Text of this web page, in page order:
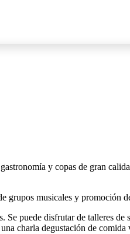
y copas de gran
grupos musicales y promoción
Se puede disfrutar de talleres
charla degustación de comida